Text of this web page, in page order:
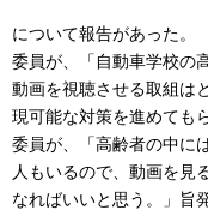
について報告があった。
委員が、「自動車学校の
動画を視聴させる取組は
現可能な対策を進めても
委員が、「高齢者の中に
人もいるので、動画を見
なればいいと思う。」旨